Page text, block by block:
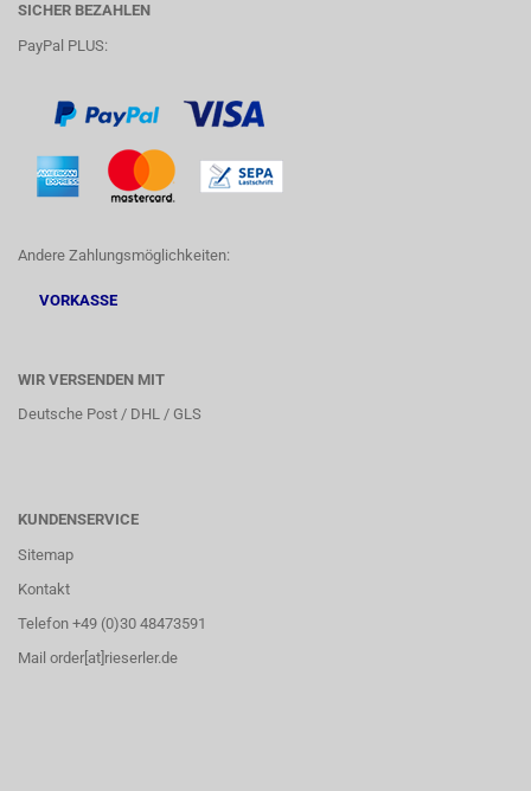
SICHER BEZAHLEN
PayPal PLUS:
Andere Zahlungsmöglichkeiten:
VORKASSE
WIR VERSENDEN MIT
Deutsche Post / DHL / GLS
KUNDENSERVICE
Sitemap
Kontakt
Telefon +49 (0)30 48473591
Mail order[at]rieserler.de